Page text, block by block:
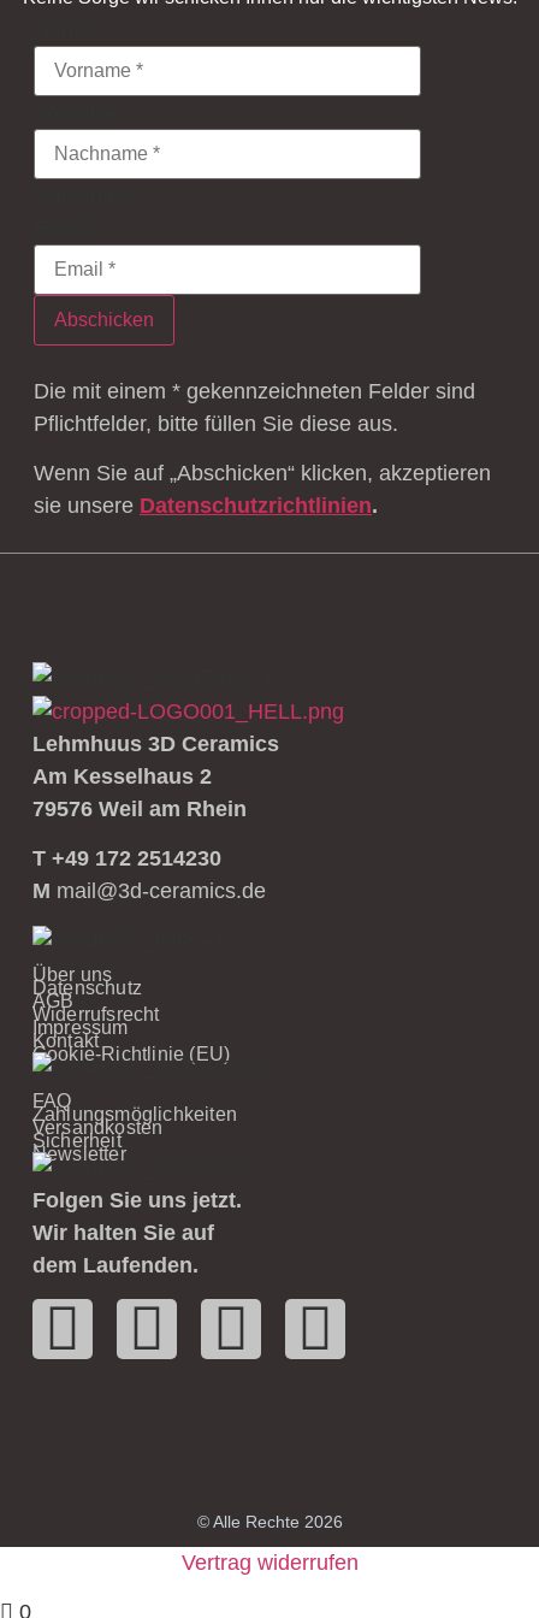
Abschicken
Die mit einem * gekennzeichneten Felder sind
Pflichtfelder, bitte füllen Sie diese aus.
Wenn Sie auf „Abschicken“ klicken, akzeptieren
sie unsere Datenschutzrichtlinien.
Lehmhuus 3D Ceramics
Am Kesselhaus 2
79576 Weil am Rhein
T +49 172 2514230
M mail@3d-ceramics.de
Über uns
Datenschutz
AGB
Widerrufsrecht
Impressum
Kontakt
Cookie-Richtlinie (EU)
FAQ
Zahlungsmöglichkeiten
Versandkosten
Sicherheit
Newsletter
Folgen Sie uns jetzt.
Wir halten Sie auf
dem Laufenden.
© Alle Rechte 2026
Vertrag widerrufen
0